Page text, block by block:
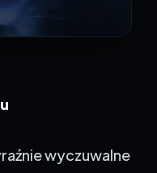
70 mln